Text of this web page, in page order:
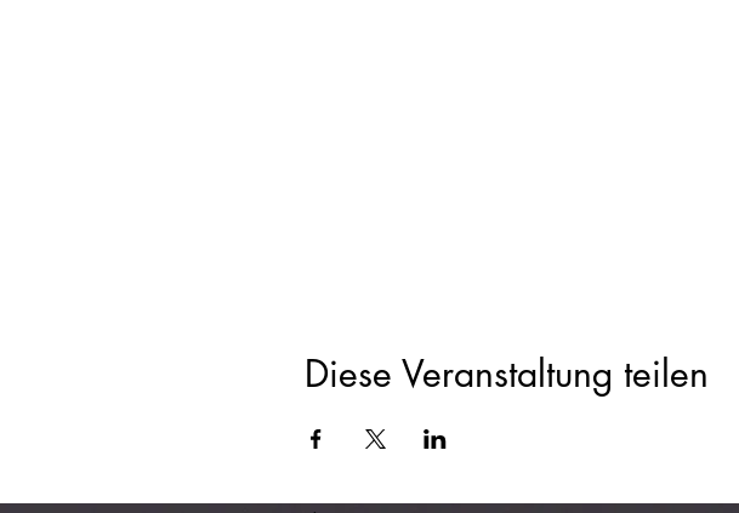
Diese Veranstaltung teilen